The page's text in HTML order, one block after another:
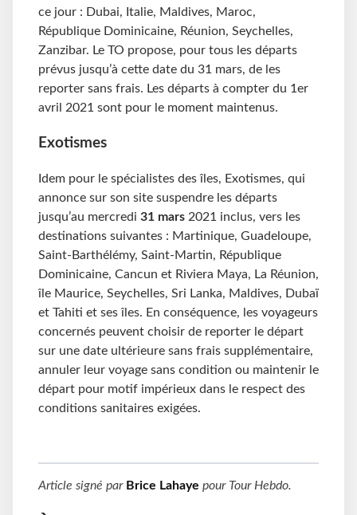
ce jour : Dubai, Italie, Maldives, Maroc,
République Dominicaine, Réunion, Seychelles,
Zanzibar. Le TO propose, pour tous les départs
prévus jusqu’à cette date du 31 mars, de les
reporter sans frais. Les départs à compter du 1er
avril 2021 sont pour le moment maintenus.
Exotismes
Idem pour le spécialistes des îles, Exotismes, qui
annonce sur son site suspendre les départs
jusqu’au mercredi 31 mars 2021 inclus, vers les
destinations suivantes : Martinique, Guadeloupe,
Saint-Barthélémy, Saint-Martin, République
Dominicaine, Cancun et Riviera Maya, La Réunion,
île Maurice, Seychelles, Sri Lanka, Maldives, Dubaï
et Tahiti et ses îles. En conséquence, les voyageurs
concernés peuvent choisir de reporter le départ
sur une date ultérieure sans frais supplémentaire,
annuler leur voyage sans condition ou maintenir le
départ pour motif impérieux dans le respect des
conditions sanitaires exigées.
Article signé par Brice Lahaye pour Tour Hebdo.